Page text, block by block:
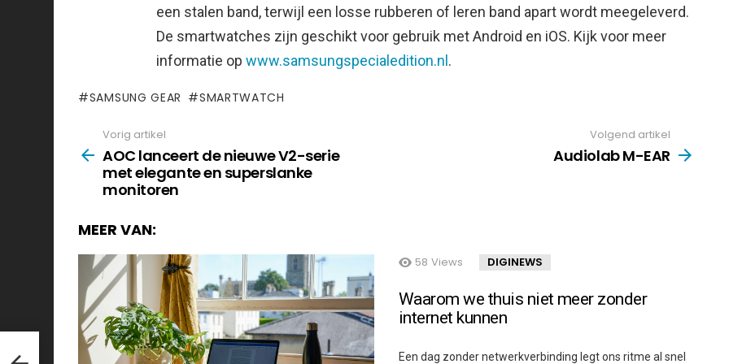
een stalen band, terwijl een losse rubberen of leren band apart wordt meegeleverd.
De smartwatches zijn geschikt voor gebruik met Android en iOS. Kijk voor meer
informatie op www.samsungspecialedition.nl .
SAMSUNG GEAR SMARTWATCH
more
Vorig artikel
AOC lanceert de nieuwe V2-serie
met elegante en superslanke
monitoren
Volgend artikel
Audiolab M-EAR
MEER VAN:
58 Views DIGINEWS
Waarom we thuis niet meer zonder
internet kunnen
Een dag zonder netwerkverbinding legt ons ritme al snel